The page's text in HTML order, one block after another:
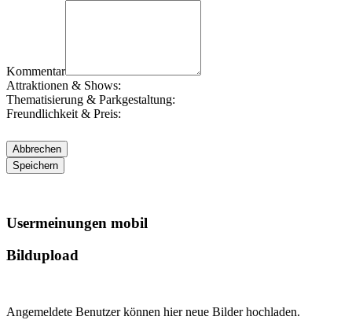
Kommentar
Attraktionen & Shows:
Thematisierung & Parkgestaltung:
Freundlichkeit & Preis:
Usermeinungen mobil
Bildupload
Angemeldete Benutzer können hier neue Bilder hochladen.